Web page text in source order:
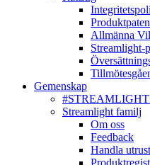
Allmänna
Streamlight-
Gemenskap
Streamlight familj
Om oss
Feedback
Handla